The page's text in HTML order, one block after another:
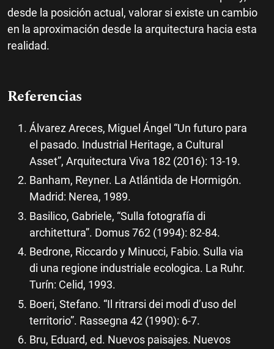
desde la posición actual, valorar si existe un cambio
en la aproximación desde la arquitectura hacia esta
realidad.
Referencias
Álvarez Areces, Miguel Ángel “Un futuro para
el pasado. Industrial Heritage, a Cultural
Asset”, Arquitectura Viva 182 (2016): 13-19.
Banham, Reyner. La Atlántida de Hormigón.
Madrid: Nerea, 1989.
Basilico, Gabriele, “Sulla fotografía di
architettura”. Domus 762 (1994): 82-84.
Bedrone, Riccardo y Minucci, Fabio. Sulla via
di una regione industriale ecologica. La Ruhr.
Turín: Celid, 1993.
Boeri, Stefano. “Il ritrarsi dei modi d’uso del
territorio”. Rassegna 42 (1990): 6-7.
Bru, Eduard, ed. Nuevos paisajes. Nuevos